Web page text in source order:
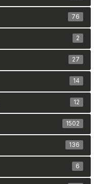
76
2
27
14
12
1502
136
6